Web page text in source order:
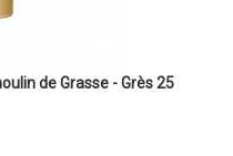
de Grasse - Grès 25